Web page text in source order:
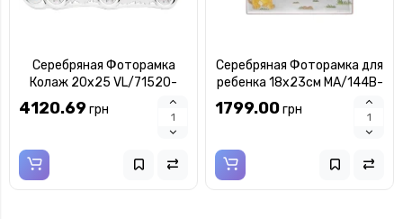
Серебряная Фоторамка
Колаж 20х25 VL/71520-
4120.69грн
Серебряная Фоторамка для
ребенка 18х23см MA/144B-
1799.00грн